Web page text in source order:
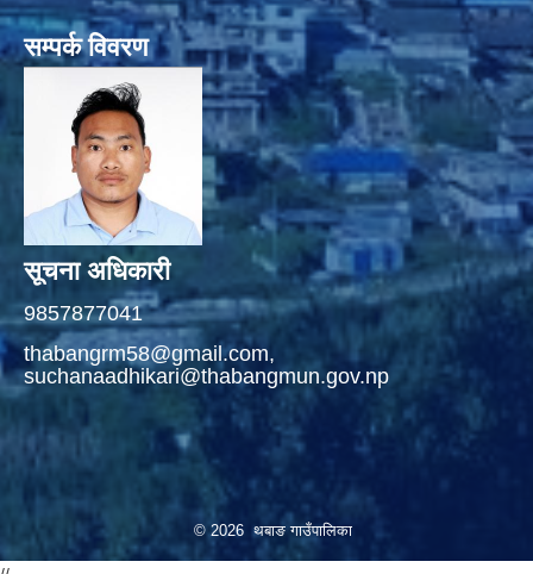
सम्पर्क विवरण
सूचना अधिकारी
9857877041
thabangrm58@gmail.com,
suchanaadhikari@thabangmun.gov.np
© 2026 थबाङ गाउँपालिका